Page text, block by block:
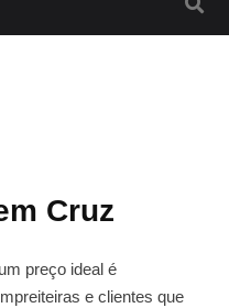
Cruz
preço ideal é
e clientes que